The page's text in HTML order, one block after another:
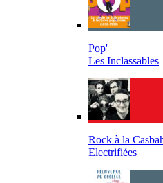
Pop'
Les Inclassables
Rock à la
Electrifiées